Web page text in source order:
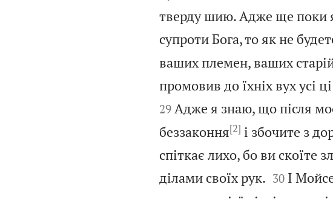
тверду шию. Адже ще поки я
супроти Бога, то як не
ваших племен, ваших
промовив до їхніх вух усі
29 Адже я знаю, що після
беззаконня[2] і збочите з
спіткає лихо, бо ви скоїте
ділами своїх рук.
30 І